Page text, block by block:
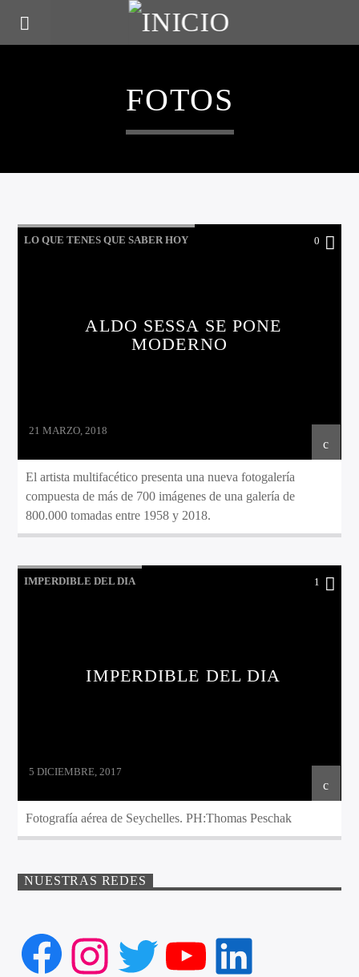
FOTOS
LO QUE TENES QUE SABER HOY 0
ALDO SESSA SE PONE
MODERNO
21 MARZO, 2018
El artista multifacético presenta una nueva fotogalería
compuesta de más de 700 imágenes de una galería de
800.000 tomadas entre 1958 y 2018.
IMPERDIBLE DEL DIA 1
IMPERDIBLE DEL DIA
5 DICIEMBRE, 2017
Fotografía aérea de Seychelles. PH:Thomas Peschak
NUESTRAS REDES
Facebook
Instagram
Twitter
YouTube
LinkedIn